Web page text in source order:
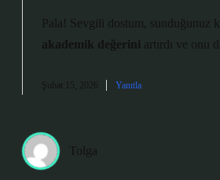
Pala! Sevgili dostum, sunduğunuz
akademik değerini artırdı ve onu
Şubat 15, 2026 Yanıtla
Tolga